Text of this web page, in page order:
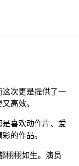
次更是提供了一
高效。
喜欢动作片、爱
的作品。
栩栩如生。演员